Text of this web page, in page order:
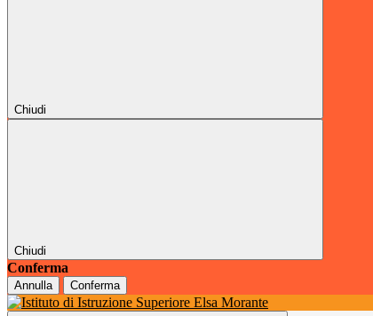
Chiudi
Chiudi
Conferma
Annulla Conferma